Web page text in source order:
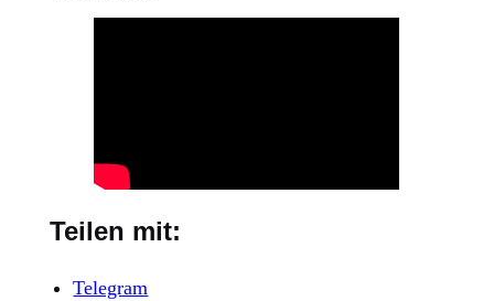
Teilen mit:
Telegram